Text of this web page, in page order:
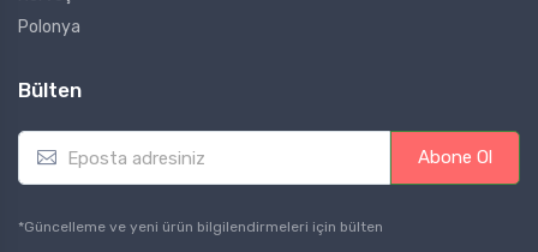
Polonya
Bülten
E
a
l
Abone Ol
*Güncelleme ve yeni ürün bilgilendirmeleri için bülten